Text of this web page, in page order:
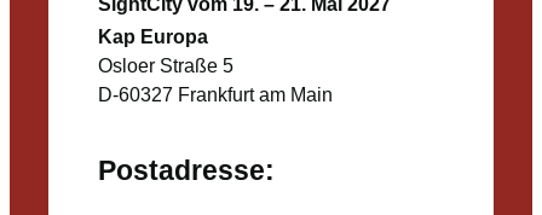
Kap Europa
Osloer Straße 5
D-60327 Frankfurt am Main
Postadresse: